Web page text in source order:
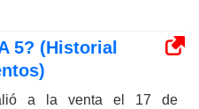
5? (Historial
a la venta el 17 de